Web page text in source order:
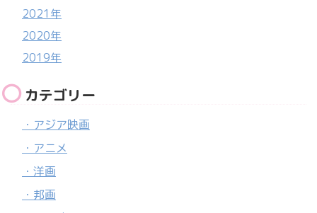
2021年
2020年
2019年
カテゴリー
・アジア映画
・アニメ
・洋画
・邦画